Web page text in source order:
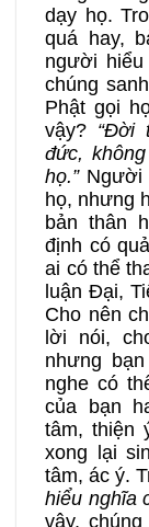
dạy họ.
quá hay,
người
chúng
Phật gọi
vậy? “Đời
đức,
họ.” Người
họ, nhưng
bản thân
định có
ai có thể
luận Đại,
Cho nên
lời nói,
nhưng
nghe có
của bạn
tâm, thiện
xong lại
tâm, ác ý.
hiểu nghĩa
vậy,